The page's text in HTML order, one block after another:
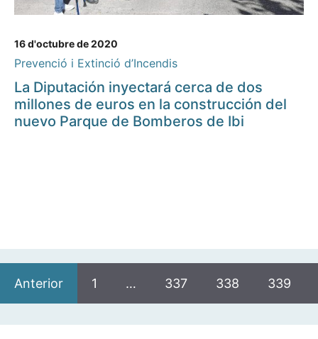
16 d'octubre de 2020
Prevenció i Extinció d’Incendis
La Diputación inyectará cerca de dos
millones de euros en la construcción del
nuevo Parque de Bomberos de Ibi
Anterior 1 … 337 338 339